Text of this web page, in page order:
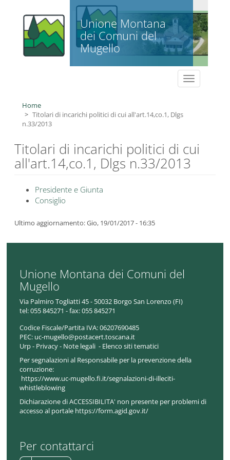
Salta al contenuto principale
Unione Montana
dei Comuni del
Mugello
Toggle
navigation
Home
Titolari di incarichi politici di cui all'art.14,co.1, Dlgs
n.33/2013
Titolari di incarichi politici di cui
all'art.14,co.1, Dlgs n.33/2013
Presidente e Giunta
Consiglio
Ultimo aggiornamento: Gio, 19/01/2017 - 16:35
Unione Montana dei Comuni del
Mugello
Via Palmiro Togliatti 45 - 50032 Borgo San Lorenzo (FI)
tel:055 845271 - fax: 055 845271
Codice Fiscale/Partita IVA:06207690485
PEC: uc-mugello@postacert.toscana.it
Urp- Privacy- Note legali - Elenco siti tematici
Per segnalazioni al Responsabile per la prevenzione della
corruzione:
https://www.uc-mugello.fi.it/segnalazioni-di-illeciti-
whistleblowing
Dichiarazione di ACCESSIBILITA' non presente per problemi di
accesso al portale https://form.agid.gov.it/
Per contattarci